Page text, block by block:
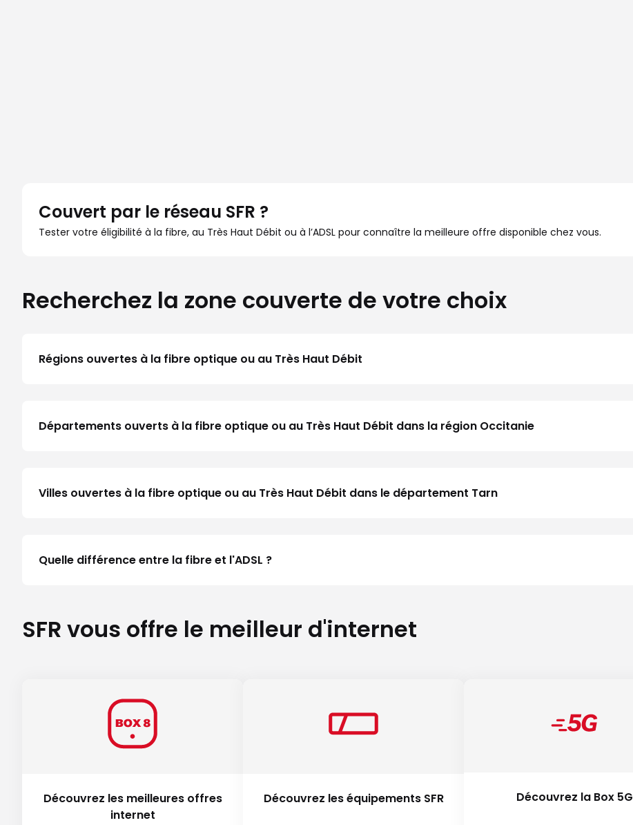
Couvert par le réseau SFR ?
Tester votre éligibilité à la fibre, au Très Haut Débit ou à l’ADSL pour connaître la meilleure offre disponible chez vous.
Recherchez la zone couverte de votre choix
Régions ouvertes à la fibre optique ou au Très Haut Débit
Départements ouverts à la fibre optique ou au Très Haut Débit dans la région Occitanie
Villes ouvertes à la fibre optique ou au Très Haut Débit dans le département Tarn
Quelle différence entre la fibre et l'ADSL ?
SFR vous offre le meilleur d'internet
Découvrez les meilleures offres
internet
Découvrez les équipements SFR Découvrez la Box 5G